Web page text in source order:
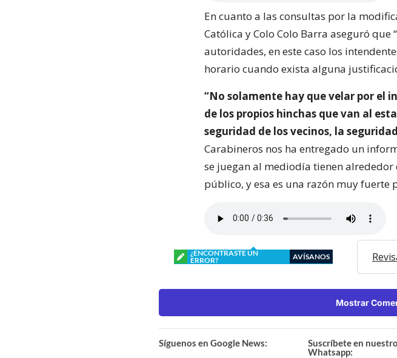
En cuanto a las consultas por la
Católica y Colo Colo Barra aseguró que
autoridades, en este caso los
horario cuando exista alguna
“No solamente hay que velar por el
de los propios hinchas que van al
seguridad de los vecinos, la
Carabineros nos ha entregado un
se juegan al mediodía tienen alrededor
público, y esa es una razón muy fuerte
¿ENCONTRASTE UN
ERROR?
AVÍSANOS
Mostrar
Síguenos en Google News:
Suscríbete en
Whatsapp: